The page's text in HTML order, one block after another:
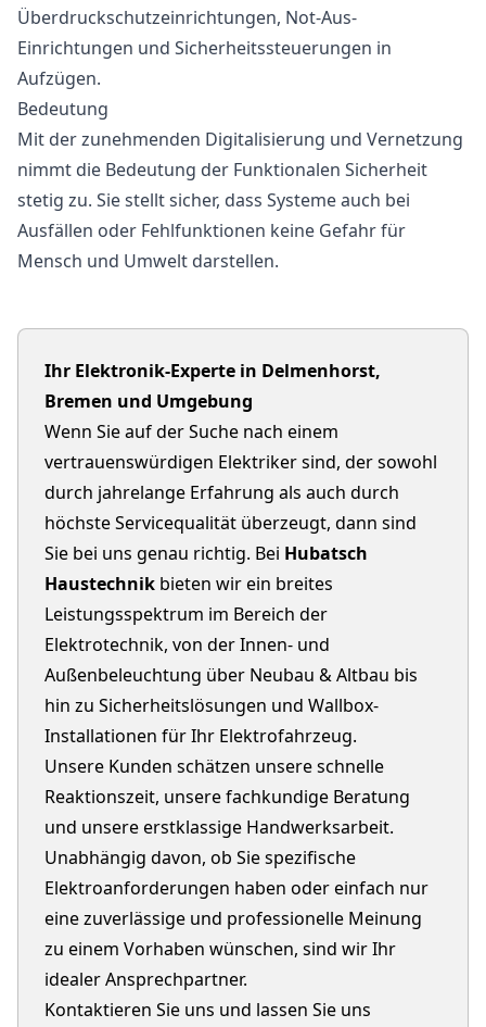
Überdruckschutzeinrichtungen, Not-Aus-
Einrichtungen und Sicherheitssteuerungen in
Aufzügen.
Bedeutung
Mit der zunehmenden Digitalisierung und Vernetzung
nimmt die Bedeutung der Funktionalen Sicherheit
stetig zu. Sie stellt sicher, dass Systeme auch bei
Ausfällen oder Fehlfunktionen keine Gefahr für
Mensch und Umwelt darstellen.
Ihr Elektronik-Experte in Delmenhorst,
Bremen und Umgebung
Wenn Sie auf der Suche nach einem
vertrauenswürdigen Elektriker sind, der sowohl
durch jahrelange Erfahrung als auch durch
höchste Servicequalität überzeugt, dann sind
Sie bei uns genau richtig. Bei Hubatsch
Haustechnik bieten wir ein breites
Leistungsspektrum im Bereich der
Elektrotechnik, von der Innen- und
Außenbeleuchtung über Neubau & Altbau bis
hin zu Sicherheitslösungen und Wallbox-
Installationen für Ihr Elektrofahrzeug.
Unsere Kunden schätzen unsere schnelle
Reaktionszeit, unsere fachkundige Beratung
und unsere erstklassige Handwerksarbeit.
Unabhängig davon, ob Sie spezifische
Elektroanforderungen haben oder einfach nur
eine zuverlässige und professionelle Meinung
zu einem Vorhaben wünschen, sind wir Ihr
idealer Ansprechpartner.
Kontaktieren Sie uns und lassen Sie uns